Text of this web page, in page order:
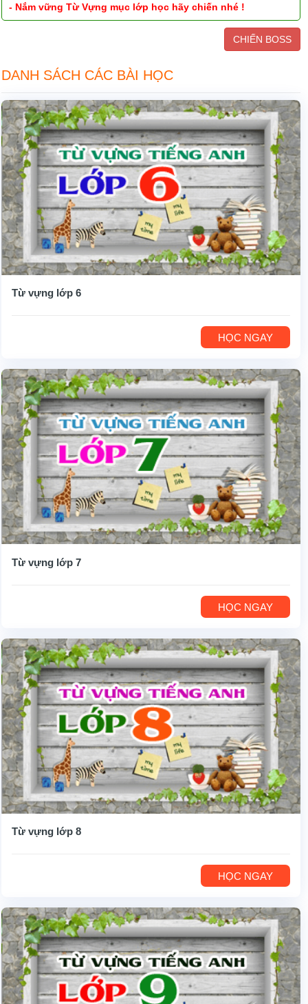
- Nắm vững Từ Vựng mục lớp học hãy chiến nhé !
CHIẾN BOSS
DANH SÁCH CÁC BÀI HỌC
Từ vựng lớp 6
HỌC NGAY
Từ vựng lớp 7
HỌC NGAY
Từ vựng lớp 8
HỌC NGAY